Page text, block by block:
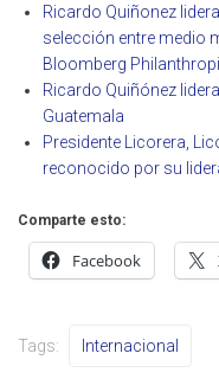
Ricardo Quiñonez
selección entre medio
Bloomberg
Ricardo Quiñónez
Guatemala
Presidente Licorera,
reconocido por su
Comparte esto:
Facebook
Tags: Internacional